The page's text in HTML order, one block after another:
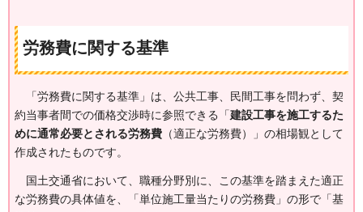
労務費に関する基準
「労務費に関する基準」は、公共工事、民間工事を問わず、契
約当事者間での価格交渉時に参照できる「建設工事を施工するた
めに通常必要とされる労務費 （適正な労務費）」の相場観として
作成されたものです。
国土交通省において、職種分野別に、この基準を踏まえた適正
な労務費の具体値を、「単位施工量当たりの労務費」の形で「基